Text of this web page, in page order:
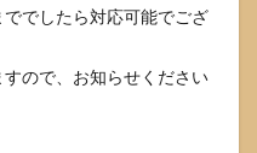
でしたら対応可能でござ
ので、お知らせください